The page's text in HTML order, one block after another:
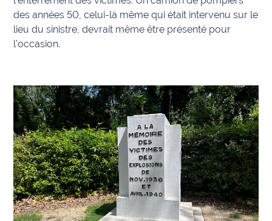
et voir
Maritima
sommes
nous ?
Devenir
annonceur
Recrutement
Mention
légales
des années 50, celui-là même qui était intervenu sur le
lieu du sinistre, devrait même être présenté pour
l'occasion.